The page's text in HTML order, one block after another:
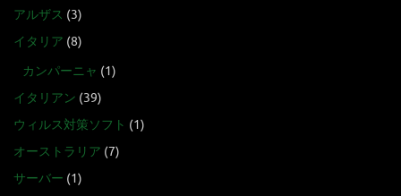
アルザス (3)
イタリア (8)
カンパーニャ (1)
イタリアン (39)
ウィルス対策ソフト (1)
オーストラリア (7)
サーバー (1)